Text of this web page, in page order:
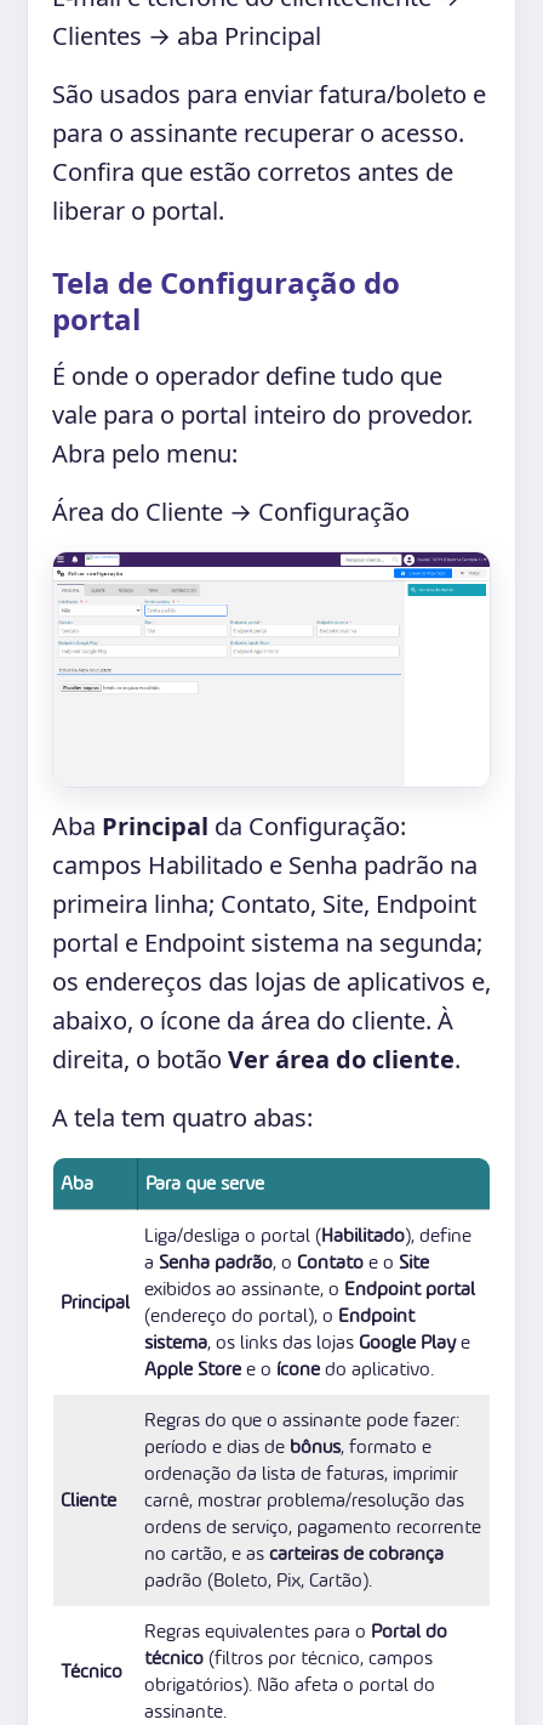
Clientes → aba Principal
São usados para enviar fatura/boleto e
para o assinante recuperar o acesso.
Confira que estão corretos antes de
liberar o portal.
Tela de Configuração do
portal
É onde o operador define tudo que
vale para o portal inteiro do provedor.
Abra pelo menu:
Área do Cliente → Configuração
Aba Principal da Configuração:
campos Habilitado e Senha padrão na
primeira linha; Contato, Site, Endpoint
portal e Endpoint sistema na segunda;
os endereços das lojas de aplicativos e,
abaixo, o ícone da área do cliente. À
direita, o botão Ver área do cliente.
A tela tem quatro abas:
Aba Para que serve
Principal
Liga/desliga o portal (Habilitado), define
a Senha padrão, o Contatoe o Site
exibidos ao assinante, o Endpoint portal
(endereço do portal), o Endpoint
sistema, os links das lojas Google Playe
Apple Storee o íconedo aplicativo.
Cliente
Regras do que o assinante pode fazer:
período e dias de bônus, formato e
ordenação da lista de faturas, imprimir
carnê, mostrar problema/resolução das
ordens de serviço, pagamento recorrente
no cartão, e ascarteiras de cobrança
padrão (Boleto, Pix, Cartão).
Técnico
Regras equivalentes para o Portal do
técnico (filtros por técnico, campos
obrigatórios). Não afeta o portal do
assinante.